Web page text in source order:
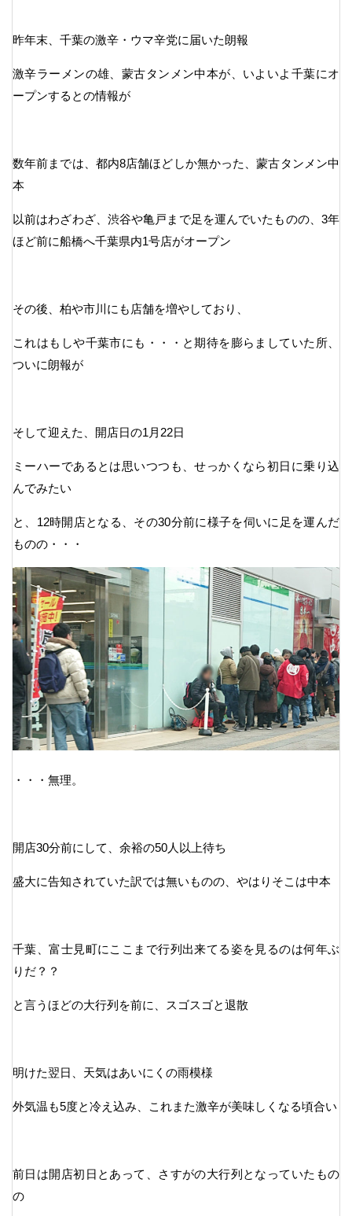
昨年末、千葉の激辛・ウマ辛党に届いた朗報
激辛ラーメンの雄、蒙古タンメン中本が、いよいよ千葉にオ
ープンするとの情報が
数年前までは、都内8店舗ほどしか無かった、蒙古タンメン中
本
以前はわざわざ、渋谷や亀戸まで足を運んでいたものの、3年
ほど前に船橋へ千葉県内1号店がオープン
その後、柏や市川にも店舗を増やしており、
これはもしや千葉市にも・・・と期待を膨らましていた所、
ついに朗報が
そして迎えた、開店日の1月22日
ミーハーであるとは思いつつも、せっかくなら初日に乗り込
んでみたい
と、12時開店となる、その30分前に様子を伺いに足を運んだ
ものの・・・
・・・無理。
開店30分前にして、余裕の50人以上待ち
盛大に告知されていた訳では無いものの、やはりそこは中本
千葉、富士見町にここまで行列出来てる姿を見るのは何年ぶ
りだ？？
と言うほどの大行列を前に、スゴスゴと退散
明けた翌日、天気はあいにくの雨模様
外気温も5度と冷え込み、これまた激辛が美味しくなる頃合い
前日は開店初日とあって、さすがの大行列となっていたもの
の